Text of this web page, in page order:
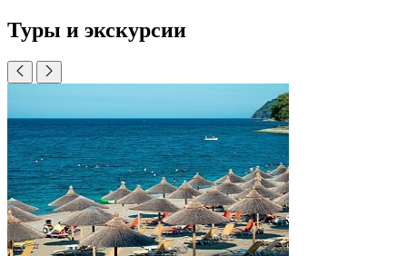
Туры и экскурсии